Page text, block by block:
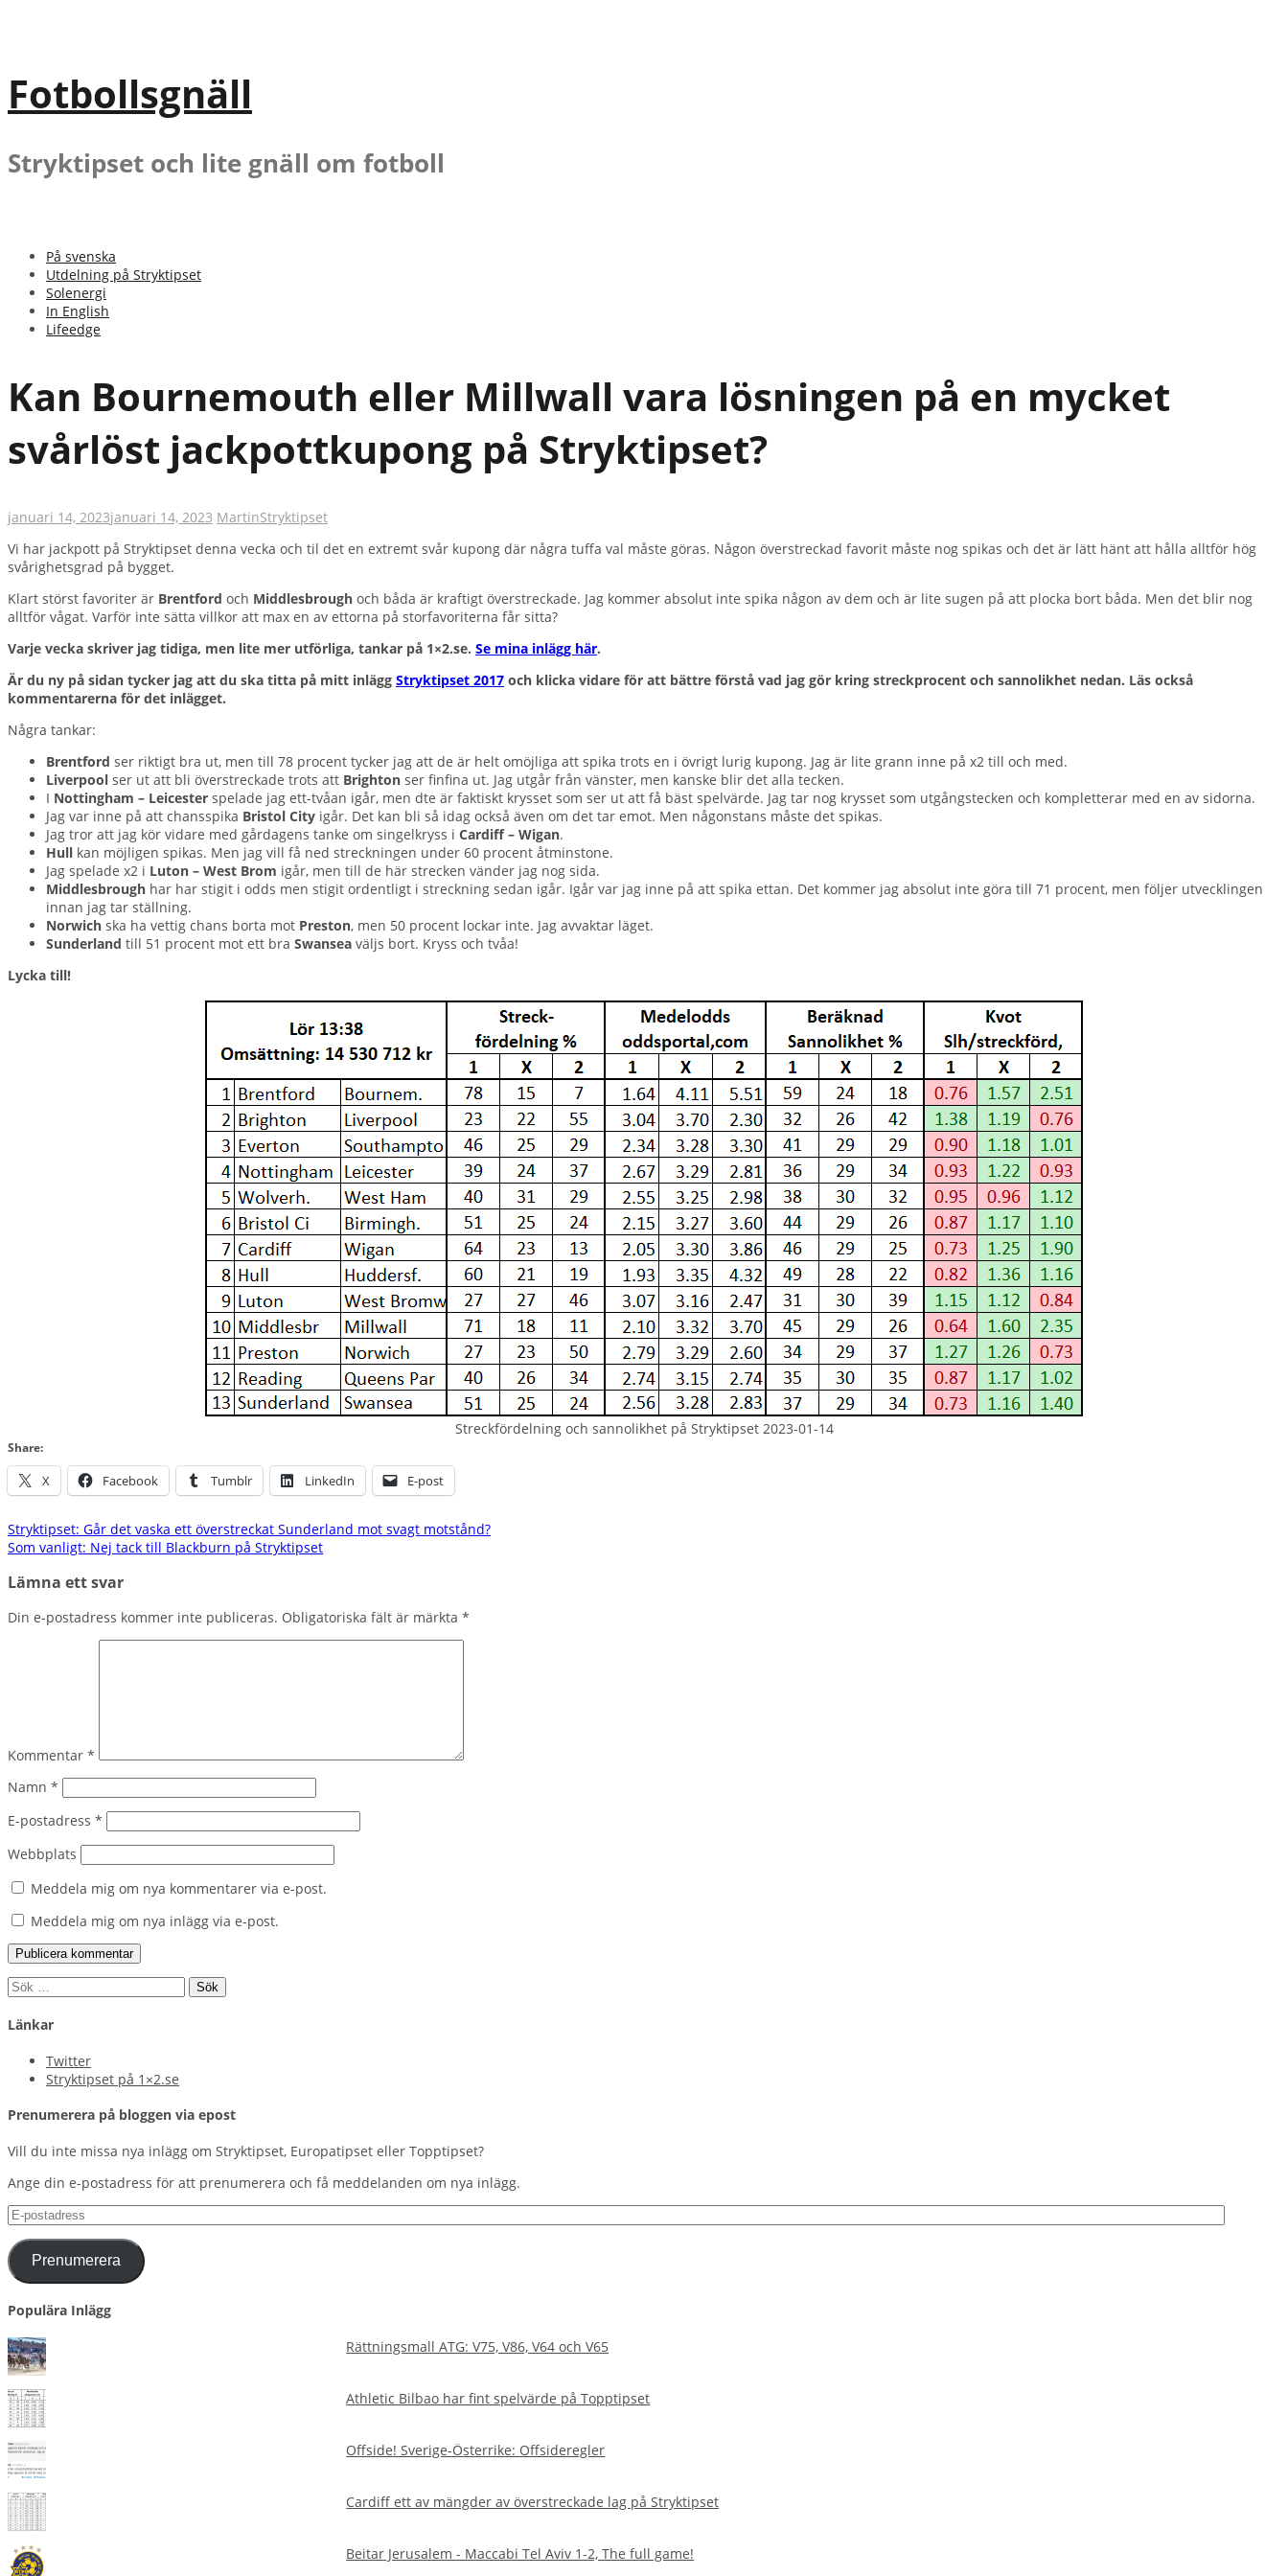
Fotbollsgnäll
Stryktipset och lite gnäll om fotboll
På svenska
Utdelning på Stryktipset
Solenergi
In English
Lifeedge
Kan Bournemouth eller Millwall vara lösningen på en mycket
svårlöst jackpottkupong på Stryktipset?
januari 14, 2023januari 14, 2023 MartinStryktipset
Vi har jackpott på Stryktipset denna vecka och til det en extremt svår kupong där några tuffa val måste göras. Någon överstreckad favorit måste nog spikas och det är lätt hänt att hålla alltför hög
svårighetsgrad på bygget.
Klart störst favoriter är Brentford och Middlesbrough och båda är kraftigt överstreckade. Jag kommer absolut inte spika någon av dem och är lite sugen på att plocka bort båda. Men det blir nog
alltför vågat. Varför inte sätta villkor att max en av ettorna på storfavoriterna får sitta?
Varje vecka skriver jag tidiga, men lite mer utförliga, tankar på 1×2.se. Se mina inlägg här.
Är du ny på sidan tycker jag att du ska titta på mitt inlägg Stryktipset 2017 och klicka vidare för att bättre förstå vad jag gör kring streckprocent och sannolikhet nedan. Läs också
kommentarerna för det inlägget.
Några tankar:
Brentford ser riktigt bra ut, men till 78 procent tycker jag att de är helt omöjliga att spika trots en i övrigt lurig kupong. Jag är lite grann inne på x2 till och med.
Liverpool ser ut att bli överstreckade trots att Brighton ser finfina ut. Jag utgår från vänster, men kanske blir det alla tecken.
I Nottingham – Leicester spelade jag ett-tvåan igår, men dte är faktiskt krysset som ser ut att få bäst spelvärde. Jag tar nog krysset som utgångstecken och kompletterar med en av sidorna.
Jag var inne på att chansspika Bristol City igår. Det kan bli så idag också även om det tar emot. Men någonstans måste det spikas.
Jag tror att jag kör vidare med gårdagens tanke om singelkryss i Cardiff – Wigan.
Hull kan möjligen spikas. Men jag vill få ned streckningen under 60 procent åtminstone.
Jag spelade x2 i Luton – West Brom igår, men till de här strecken vänder jag nog sida.
Middlesbrough har har stigit i odds men stigit ordentligt i streckning sedan igår. Igår var jag inne på att spika ettan. Det kommer jag absolut inte göra till 71 procent, men följer utvecklingen
innan jag tar ställning.
Norwich ska ha vettig chans borta mot Preston, men 50 procent lockar inte. Jag avvaktar läget.
Sunderland till 51 procent mot ett bra Swansea väljs bort. Kryss och tvåa!
Lycka till!
Streckfördelning och sannolikhet på Stryktipset 2023-01-14
Share:
X Facebook Tumblr LinkedIn E-post
Inläggsnavigering
Stryktipset: Går det vaska ett överstreckat Sunderland mot svagt motstånd?
Som vanligt: Nej tack till Blackburn på Stryktipset
Lämna ett svar
Din e-postadress kommer inte publiceras. Obligatoriska fält är märkta *
Kommentar *
Namn *
E-postadress *
Webbplats
Meddela mig om nya kommentarer via e-post.
Meddela mig om nya inlägg via e-post.
Sök
Länkar
Twitter
Stryktipset på 1×2.se
Prenumerera på bloggen via epost
Vill du inte missa nya inlägg om Stryktipset, Europatipset eller Topptipset?
Ange din e-postadress för att prenumerera och få meddelanden om nya inlägg.
E-
postadress
Prenumerera
Populära Inlägg
Rättningsmall ATG: V75, V86, V64 och V65
Athletic Bilbao har fint spelvärde på Topptipset
Offside! Sverige-Österrike: Offsideregler
Cardiff ett av mängder av överstreckade lag på Stryktipset
Beitar Jerusalem - Maccabi Tel Aviv 1-2, The full game!